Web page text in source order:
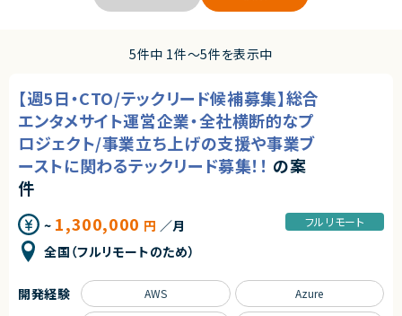
5件中 1件〜5件を表示中
【週5日・CTO/テックリード候補募集】総合
エンタメサイト運営企業・全社横断的なプ
ロジェクト/事業立ち上げの支援や事業ブ
ーストに関わるテックリード募集！！ の案
件
~ 1,300,000 円 ／月
全国（フルリモートのため）
フルリモート
開発経験 AWS Azure